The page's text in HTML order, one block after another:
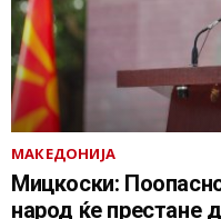
МАКЕДОНИЈА
Мицкоски:
народ ќе престане